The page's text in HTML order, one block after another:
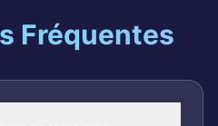
Fréquentes